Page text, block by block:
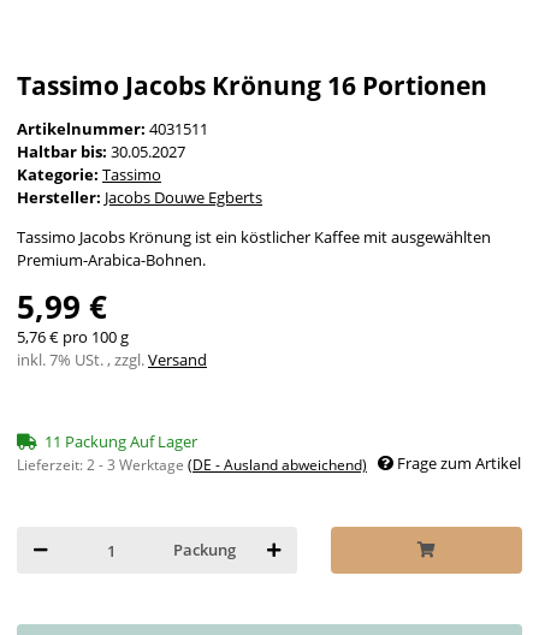
Tassimo Jacobs Krönung 16 Portionen
Artikelnummer: 4031511
Haltbar bis: 30.05.2027
Kategorie: Tassimo
Hersteller: Jacobs Douwe Egberts
Tassimo Jacobs Krönung ist ein köstlicher Kaffee mit ausgewählten
Premium-Arabica-Bohnen.
5,99 €
5,76 € pro 100 g
inkl. 7% USt. , zzgl.Versand
11 Packung Auf Lager
Lieferzeit:2 - 3 Werktage (DE - Ausland abweichend) Frage zum Artikel
Packung